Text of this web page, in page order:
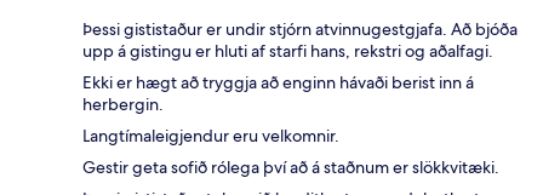
Þessi gististaður er undir stjórn atvinnugestgjafa. Að bjóða
upp á gistingu er hluti af starfi hans, rekstri og aðalfagi.
Ekki er hægt að tryggja að enginn hávaði berist inn á
herbergin.
Langtímaleigjendur eru velkomnir.
Gestir geta sofið rólega því að á staðnum er slökkvitæki.